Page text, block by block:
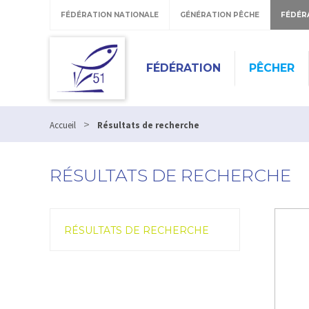
FÉDÉRATION NATIONALE GÉNÉRATION PÊCHE
FÉDÉRATION PÊCHER
Accueil > Résultats de recherche
RÉSULTATS DE RECHERCHE
RÉSULTATS DE RECHERCHE